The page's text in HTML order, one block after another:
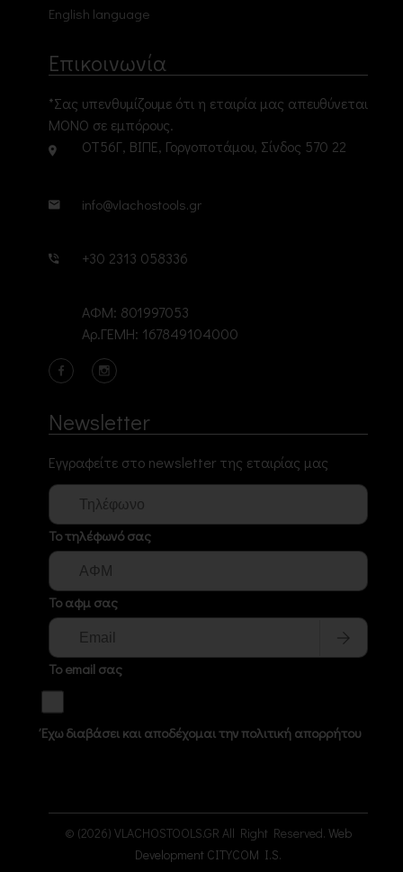
English language
Επικοινωνία
*Σας υπενθυμίζουμε ότι η εταιρία μας απευθύνεται
ΜΟΝΟ σε εμπόρους.
ΟΤ56Γ, ΒΙΠΕ, Γοργοποτάμου, Σίνδος 570 22
info@vlachostools.gr
+30 2313 058336
ΑΦΜ: 801997053
Αρ.ΓΕΜΗ: 167849104000
Newsletter
Εγγραφείτε στο newsletter της εταιρίας μας
Το τηλέφωνό σας
Το αφμ σας
Το email σας
Έχω διαβάσει και αποδέχομαι την πολιτική απορρήτου
© (2026) VLACHOSTOOLS.GR All Right Reserved. Web
Development CITYCOM I.S.